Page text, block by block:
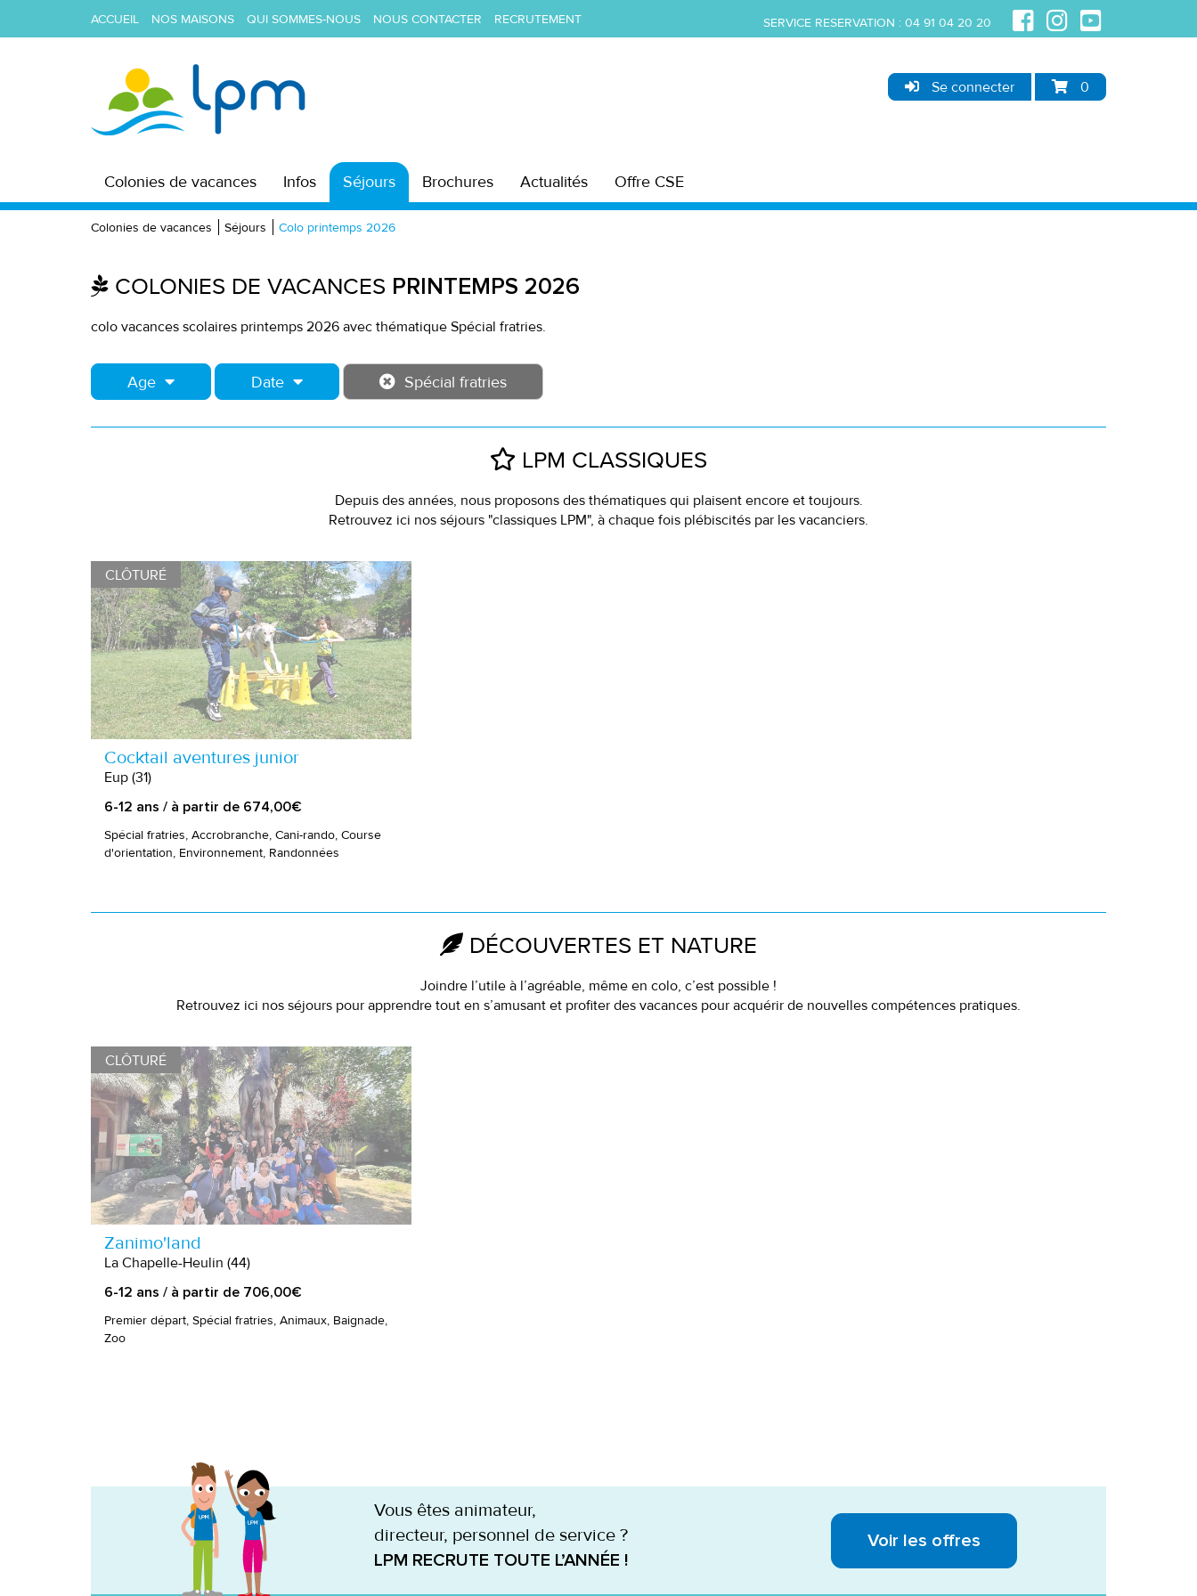
ACCUEIL NOS MAISONS QUI SOMMES-NOUS NOUS CONTACTER RECRUTEMENT SERVICE RESERVATION : 04 91 04 20 20
Se connecter 0
Colonies de vacances Infos Séjours Brochures Actualités Offre CSE
Colonies de vacances Séjours Colo printemps 2026
COLONIES DE VACANCES PRINTEMPS 2026
colo vacances scolaires printemps 2026 avec thématique Spécial fratries.
Age Date Spécial fratries
LPM CLASSIQUES
Depuis des années, nous proposons des thématiques qui plaisent encore et toujours.
Retrouvez ici nos séjours "classiques LPM", à chaque fois plébiscités par les vacanciers.
CLÔTURÉ
Cocktail aventures junior
Eup (31)
6-12 ans / à partir de 674,00€
Spécial fratries, Accrobranche, Cani-rando, Course
d'orientation, Environnement, Randonnées
DÉCOUVERTES ET NATURE
Joindre l’utile à l’agréable, même en colo, c’est possible !
Retrouvez ici nos séjours pour apprendre tout en s’amusant et profiter des vacances pour acquérir de nouvelles compétences pratiques.
CLÔTURÉ
Zanimo'land
La Chapelle-Heulin (44)
6-12 ans / à partir de 706,00€
Premier départ, Spécial fratries, Animaux, Baignade,
Zoo
Vous êtes animateur,
directeur, personnel de service ?
LPM RECRUTE TOUTE L’ANNÉE !
Voir les offres